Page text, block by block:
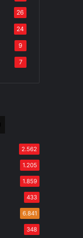
26
24
9
7
2.562
1.205
1.859
433
6.841
348